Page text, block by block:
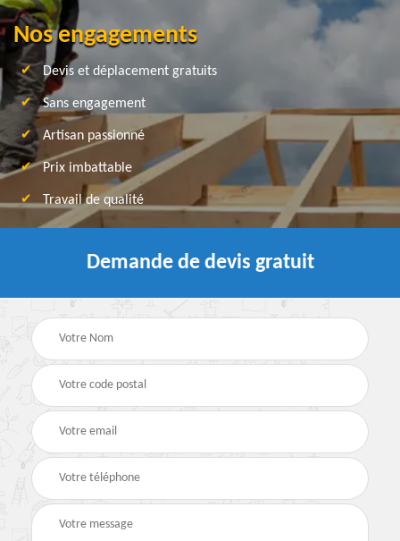
Nos engagements
Devis et déplacement gratuits
Sans engagement
Artisan passionné
Prix imbattable
Travail de qualité
Demande de devis gratuit